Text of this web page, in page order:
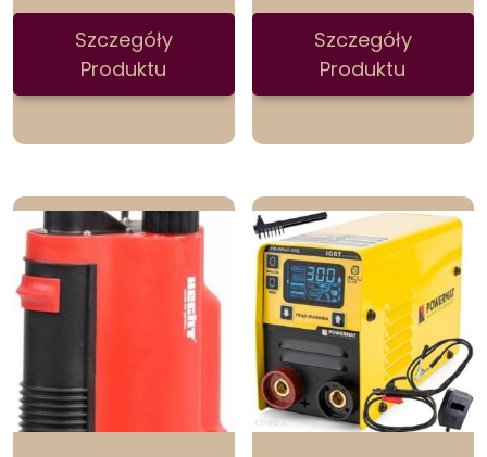
Szczegóły
Produktu
Szczegóły
Produktu